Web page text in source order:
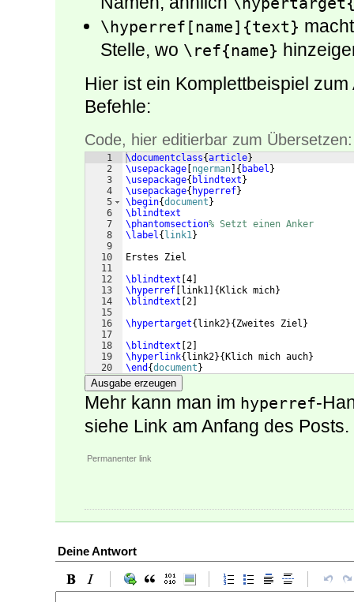
\hyperref[name]{text}
Stelle, wo \ref{name}
Hier ist ein Komplettbeispiel
Befehle:
Code, hier editierbar zum Übersetzen:
1
2
3
4
5
6
7
8
9
10
11
12
13
14
15
16
17
18
19
20
\documentclass{article}
\usepackage ngerman { babel }
\usepackage{ blindtext }
\usepackage{ hyperref}
\begin{document }
\blindtext
\phantomsection% Setzt einen Anker
\label{ link1}
Erstes Ziel
\blindtext 4
\hyperref
link1 { Klick mich}
\blindtext 2
\hypertarget{ link2}{ Zweites Ziel }
\blindtext 2
\hyperlink{ link2}{ Klich mich auch}
\end {document }
Ausgabe erzeugen
Mehr kann man im hyperref-
siehe Link am Anfang des Posts.
Permanenter link
Deine Antwort